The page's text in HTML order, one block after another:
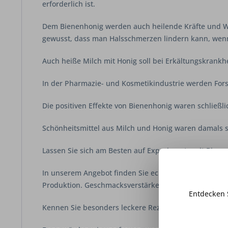
erforderlich ist.
Dem Bienenhonig werden auch heilende Kräfte und
gewusst, dass man Halsschmerzen lindern kann,
Auch heiße Milch mit Honig soll bei
In der Pharmazie- und Kosmetikindustrie werden
Die positiven Effekte von Bienenhonig waren
Schönheitsmittel aus Milch und Honig waren damals
Lassen Sie sich am Besten auf Experimente mit
In unserem Angebot finden Sie echten Imkerhonig.
Produktion. Geschmacksverstärker und/ oder
Kennen Sie besonders leckere Rezepte für die Honig
Entdecken